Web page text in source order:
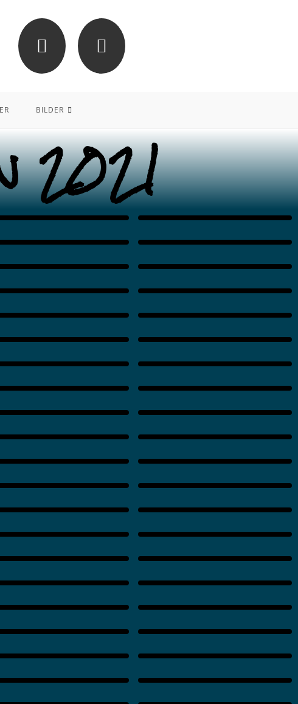
BILDER
2021